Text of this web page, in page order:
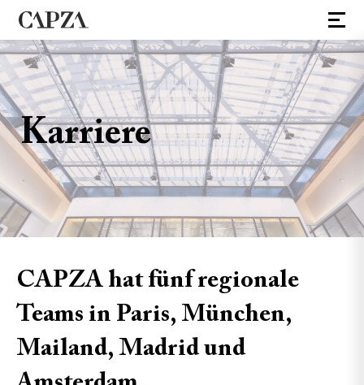
Karriere
CAPZA hat fünf regionale
Teams in Paris, München,
Mailand, Madrid und